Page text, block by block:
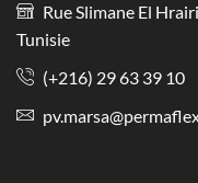
Rue Slimane El
Tunisie
(+216) 29 63 39 10